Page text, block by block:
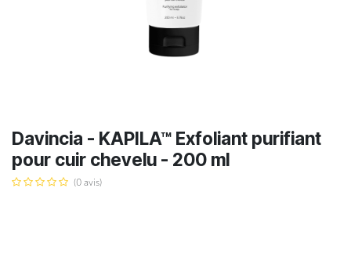
Davincia - KAPILA™ Exfoliant purifiant
pour cuir chevelu - 200 ml
(0 avis)